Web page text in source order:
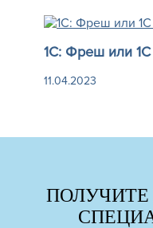
1C: Фреш или
11.04.2023